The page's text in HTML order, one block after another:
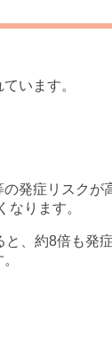
います。
発症リスク
ります。
、約8倍も